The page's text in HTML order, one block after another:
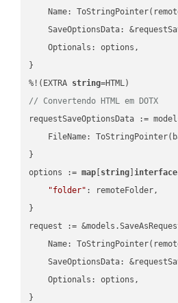
Name:
SaveOptionsData:
    Optionals: options,
}
%!(EXTRA string
// Convertendo HTML em DOTX
requestSaveOptionsData :=
FileName:
}
options := map string ]interface
"folder" : remoteFolder,
}
request :=
Name:
SaveOptionsData:
    Optionals: options,
}